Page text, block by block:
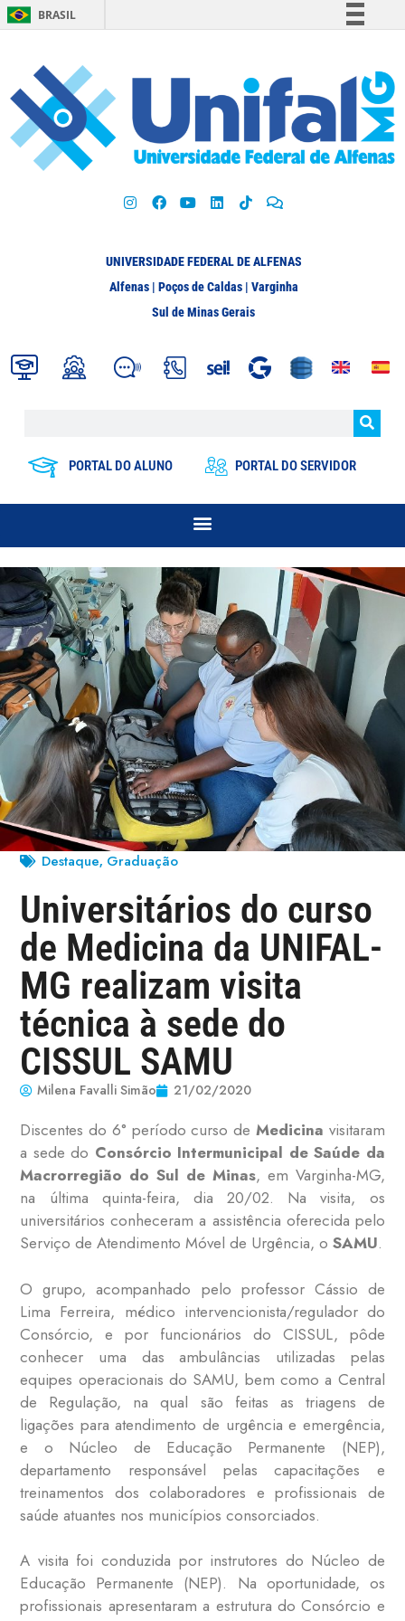
BRASIL
Participe
Acesso à informação
Legislação
UNIVERSIDADE FEDERAL DE ALFENAS
Alfenas | Poços de Caldas | Varginha
Sul de Minas Gerais
PORTAL DO ALUNO PORTAL DO SERVIDOR
Destaque, Graduação
Universitários do curso
de Medicina da UNIFAL-
MG realizam visita
técnica à sede do
CISSUL SAMU
Milena Favalli Simão 21/02/2020
Discentes do 6° período curso de Medicina visitaram
a sede do Consórcio Intermunicipal de Saúde da
Macrorregião do Sul de Minas, em Varginha-MG,
na última quinta-feira, dia 20/02. Na visita, os
universitários conheceram a assistência oferecida pelo
Serviço de Atendimento Móvel de Urgência, oSAMU.
O grupo, acompanhado pelo professor Cássio de
Lima Ferreira, médico intervencionista/regulador do
Consórcio, e por funcionários do CISSUL, pôde
conhecer uma das ambulâncias utilizadas pelas
equipes operacionais do SAMU, bem como a Central
de Regulação, na qual são feitas as triagens de
ligações para atendimento de urgência e emergência,
e o Núcleo de Educação Permanente (NEP),
departamento responsável pelas capacitações e
treinamentos dos colaboradores e profissionais de
saúde atuantes nos municípios consorciados.
A visita foi conduzida por instrutores do Núcleo de
Educação Permanente (NEP). Na oportunidade, os
profissionais apresentaram a estrutura do Consórcio e